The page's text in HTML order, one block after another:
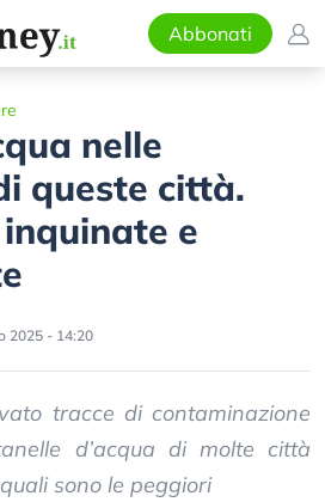
Abbonati
nelle
queste città.
e
2025 - 14:20
tracce di contaminazione
d’acqua di molte città
sono le peggiori